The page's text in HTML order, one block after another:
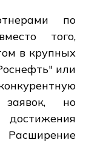
по
того,
в крупных
или
но
Расширение